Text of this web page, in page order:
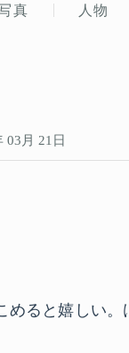
真 人物
03月 21日
ると嬉しい